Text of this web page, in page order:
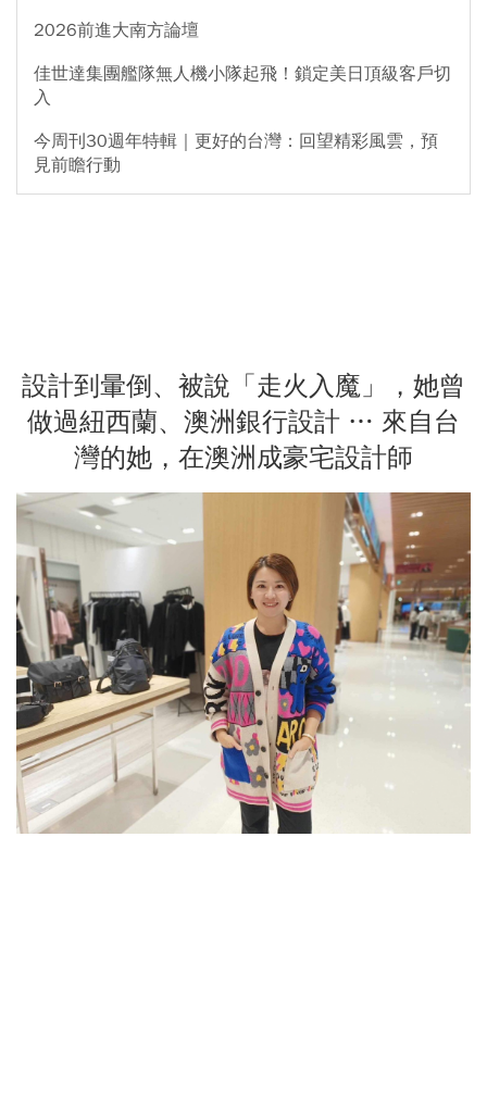
2026前進大南方論壇
佳世達集團艦隊無人機小隊起飛！鎖定美日頂級客戶切
入
今周刊30週年特輯｜更好的台灣：回望精彩風雲，預
見前瞻行動
設計到暈倒、被說「走火入魔」，她曾
做過紐西蘭、澳洲銀行設計 … 來自台
灣的她，在澳洲成豪宅設計師